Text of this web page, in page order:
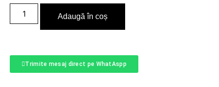
Adaugă în coș
Trimite mesaj direct pe WhatAspp